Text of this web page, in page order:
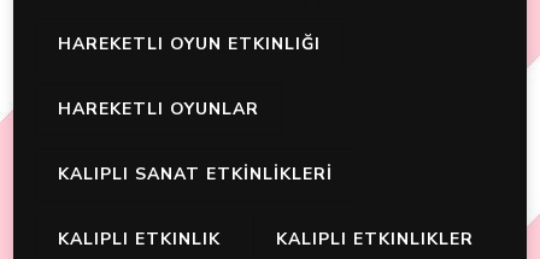
HAREKETLI OYUN ETKINLIĞI
HAREKETLI OYUNLAR
KALIPLI SANAT ETKİNLİKLERİ
KALIPLI ETKINLIK KALIPLI ETKINLIKLER